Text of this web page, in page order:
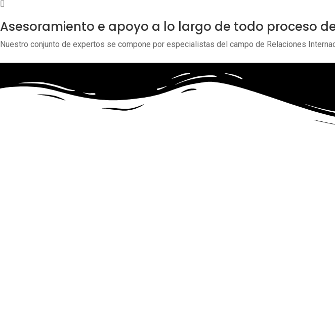
Asesoramiento e apoyo a lo largo de todo proceso
Nuestro conjunto de expertos se compone por especialistas del campo de Relaciones